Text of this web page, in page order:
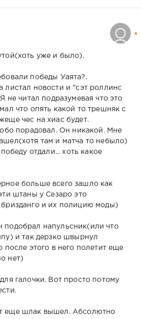
уже и было).
победы Уаята?.
листал новости и "сэт роллинс
не читал подразумевая что это
что опять какой то трешняк с
чес на хиас будет.
порадовал. Он никакой. Мне
там и матча то небыло)
отдали... хоть какое
больше всего зашло как
штаны у Сезаро это
бризданго и их полицию моды)
подобрал напульсник(или что
и так дерзко швырнул
после этого в него полетит еще
нет)
галочки. Вот просто потому
еще шлак вышел. Абсолютно